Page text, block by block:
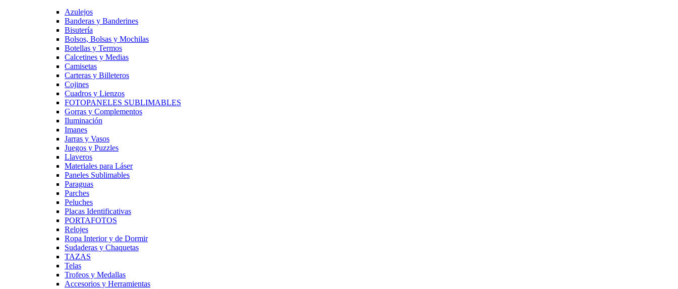
Azulejos
Banderas y Banderines
Bisutería
Bolsos, Bolsas y Mochilas
Botellas y Termos
Calcetines y Medias
Camisetas
Carteras y Billeteros
Cojines
Cuadros y Lienzos
FOTOPANELES SUBLIMABLES
Gorras y Complementos
Iluminación
Imanes
Jarras y Vasos
Juegos y Puzzles
Llaveros
Materiales para Láser
Paneles Sublimables
Paraguas
Parches
Peluches
Placas Identificativas
PORTAFOTOS
Relojes
Ropa Interior y de Dormir
Sudaderas y Chaquetas
TAZAS
Telas
Trofeos y Medallas
Accesorios y Herramientas